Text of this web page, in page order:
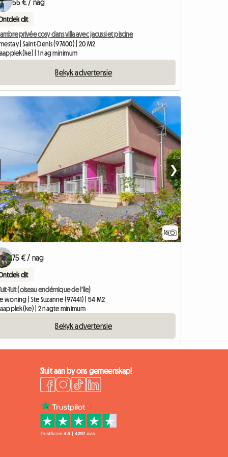
55 € / nag
dit
privée cosy dans villa avec jacussi et piscine
| Saint-Denis (97400) | 20 M2
| 1 nag minimum
Bekyk advertensie
16
❯
75 € / nag
dit
Tuit (oiseau endémique de l'île)
woning | Ste Suzanne (97441) | 54 M2
| 2 nagte minimum
Bekyk advertensie
Sluit aan by ons gemeenskap!